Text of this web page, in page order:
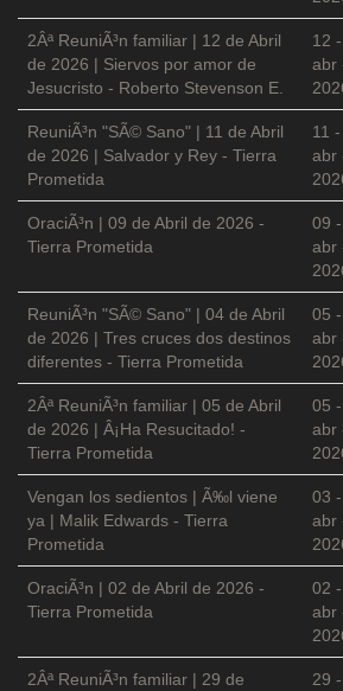
2Âª ReuniÃ³n familiar | 12 de Abril
de 2026 | Siervos por amor de
Jesucristo - Roberto Stevenson E.
12 -
abr
ReuniÃ³n "SÃ© Sano" | 11 de Abril
de 2026 | Salvador y Rey - Tierra
Prometida
11 -
abr
OraciÃ³n | 09 de Abril de 2026 -
Tierra Prometida
09 -
abr
ReuniÃ³n "SÃ© Sano" | 04 de Abril
de 2026 | Tres cruces dos destinos
diferentes - Tierra Prometida
05 -
abr
2Âª ReuniÃ³n familiar | 05 de Abril
de 2026 | Â¡Ha Resucitado! -
Tierra Prometida
05 -
abr
Vengan los sedientos | Ã‰l viene
ya | Malik Edwards - Tierra
Prometida
03 -
abr
OraciÃ³n | 02 de Abril de 2026 -
Tierra Prometida
02 -
abr
2Âª ReuniÃ³n familiar | 29 de
29 -